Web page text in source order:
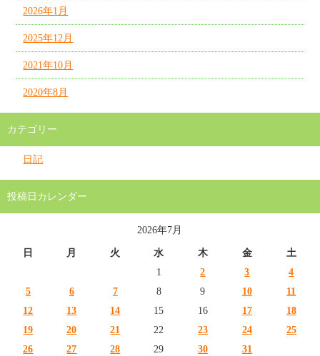
2026年1月
2025年12月
2021年10月
2020年8月
カテゴリー
日記
投稿日カレンダー
2026年7月
日 月 火 水 木 金
土
1
2 3
4
5
6 7 8 9 10
11
12
13 14 15 16 17
18
19
20 21 22 23 24
25
26
27 28 29 30 31